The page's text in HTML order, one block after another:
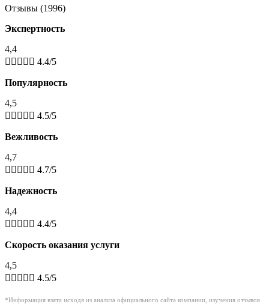
Отзывы (1996)
Экспертность
4,4
     4.4/5
Популярность
4,5
     4.5/5
Вежливость
4,7
     4.7/5
Надежность
4,4
     4.4/5
Скорость оказания услуги
4,5
     4.5/5
*Информация взята исходя из анализа официального сайта компании, изучения отзывов